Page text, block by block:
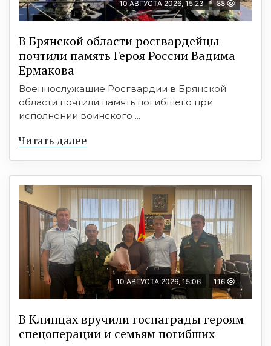
10 АВГУСТА 2026, 15:23 88
В Брянской области росгвардейцы
почтили память Героя России Вадима
Ермакова
Военнослужащие Росгвардии в Брянской
области почтили память погибшего при
исполнении воинского ...
Читать далее
10 АВГУСТА 2026, 15:06 116
В Клинцах вручили госнаграды героям
спецоперации и семьям погибших